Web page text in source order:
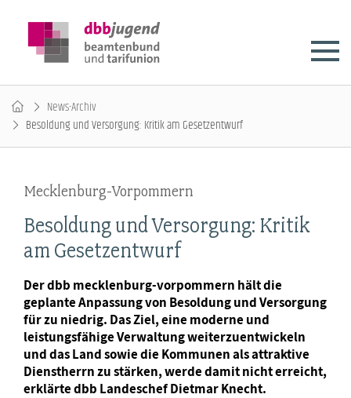
News-Archiv
Besoldung und Versorgung: Kritik am Gesetzentwurf
Mecklenburg-Vorpommern
Besoldung und Versorgung: Kritik
am Gesetzentwurf
Der dbb mecklenburg-vorpommern hält die
geplante Anpassung von Besoldung und Versorgung
für zu niedrig. Das Ziel, eine moderne und
leistungsfähige Verwaltung weiterzuentwickeln
und das Land sowie die Kommunen als attraktive
Dienstherrn zu stärken, werde damit nicht erreicht,
erklärte dbb Landeschef Dietmar Knecht.